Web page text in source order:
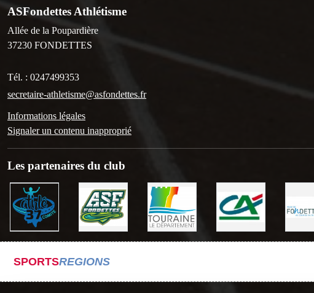
ASFondettes Athlétisme
Allée de la Poupardière
37230 FONDETTES
Tél. : 0247499353
secretaire-athletisme@asfondettes.fr
Informations légales
Signaler un contenu inapproprié
Les partenaires du club
SPORTSREGIONS